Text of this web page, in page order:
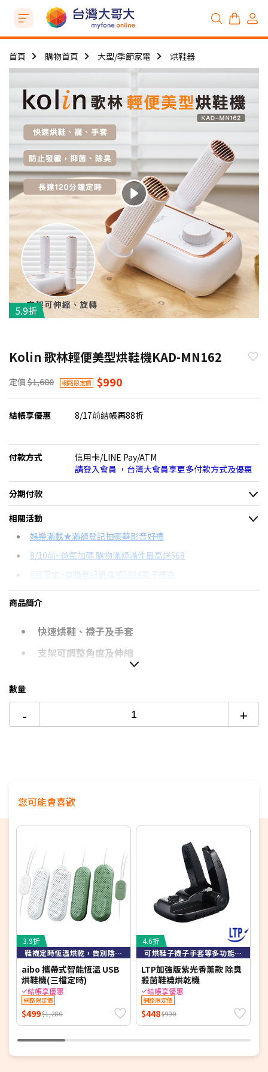
首頁 購物首頁 大型/季節家電 烘鞋器
5.9折
Kolin 歌林輕便美型烘鞋機KAD-MN162
定價 $1,680 網路限定價 $990
結帳享優惠 8/17前結帳再88折
付款方式
信用卡/LINE Pay/ATM
請登入會員 ，台灣大會員享更多付款方式及優惠
分期付款
＊實際可分期數、適用利率，請以購物車顯示為主
信用卡分期
分期數
24期
每期金額 配合銀行/業者
相關活動
娛樂滿載★滿額登記抽豪華影音好禮
8/10前~爸氣加碼 購物滿額滿件最高送$68
8月限定~首購登記最高領$888電子禮券
台灣大哥大Open Possible聯名卡滿額最高回饋25%
商品簡介
快速烘鞋、襪子及手套
支架可調整角度及伸縮
數量
- +
您可能會喜歡
3.9折
鞋襪定時恆溫烘乾，告別陰雨潮濕問題
aibo 攜帶式智能恆溫 USB
烘鞋機(三檔定時)
結帳享優惠
網路限定價
$499$1,280
4.6折
可烘鞋子襪子手套等多功能烘乾機
LTP加強版紫光香薰款 除臭
殺菌鞋襪烘乾機
結帳享優惠
網路限定價
$448$990